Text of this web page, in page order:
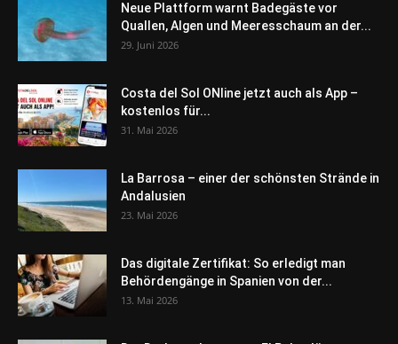
Neue Plattform warnt Badegäste vor
Quallen, Algen und Meeresschaum an der...
29. Juni 2026
Costa del Sol ONline jetzt auch als App –
kostenlos für...
31. Mai 2026
La Barrosa – einer der schönsten Strände in
Andalusien
23. Mai 2026
Das digitale Zertifikat: So erledigt man
Behördengänge in Spanien von der...
13. Mai 2026